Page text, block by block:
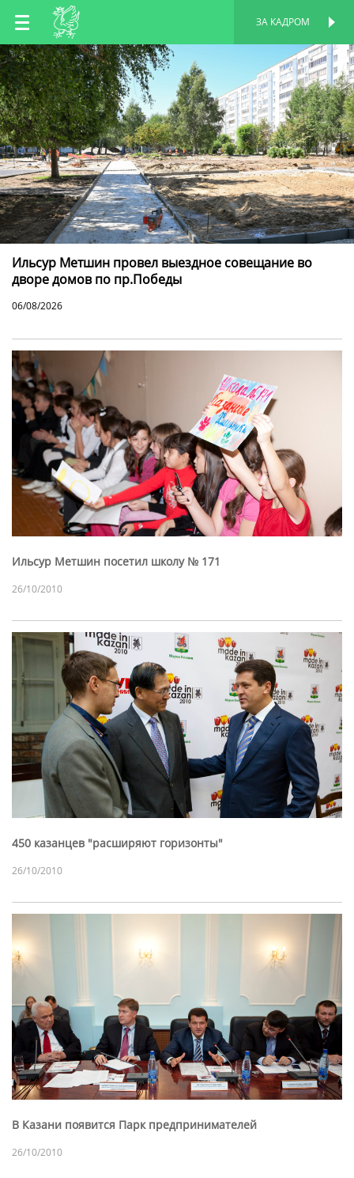
RU
EN
TT
ЗА КАДРОМ
Ильсур Метшин провел выездное совещание во
дворе домов по пр.Победы
06/08/2026
Ильсур Метшин посетил школу № 171
26/10/2010
450 казанцев "расширяют горизонты"
26/10/2010
В Казани появится Парк предпринимателей
26/10/2010
ПЕРСОНАЛЬНАЯ
СТРАНИЦА